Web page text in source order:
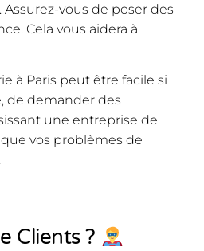
vous de poser des
Cela vous aidera à
à Paris peut être facile si
de demander des
une entreprise de
vos problèmes de
Clients ?